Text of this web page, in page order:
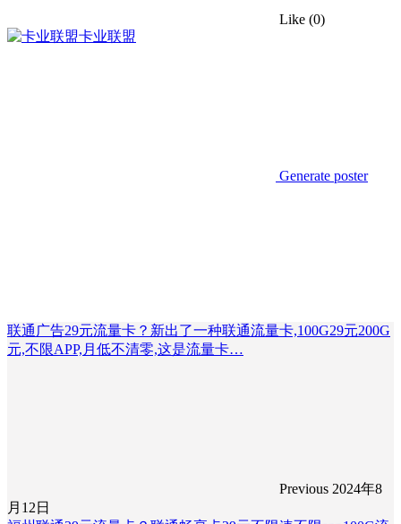
Like (0)
卡业联盟
Generate poster
联通广告29元流量卡？新出了一种联通流量卡,100G29元200G
元,不限APP,月低不清零,这是流量卡…
Previous 2024年8
月12日